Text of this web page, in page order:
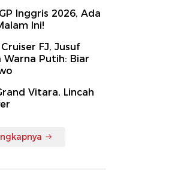
Inggris 2026, Ada
Ini!
FJ, Jusuf
Warna Putih: Biar
Vitara, Lincah